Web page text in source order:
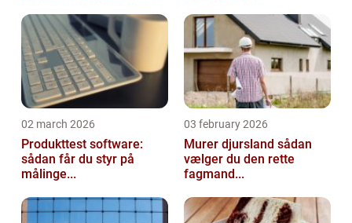
02 march 2026
Produkttest software:
sådan får du styr på
målinge...
03 february 2026
Murer djursland sådan
vælger du den rette
fagmand...